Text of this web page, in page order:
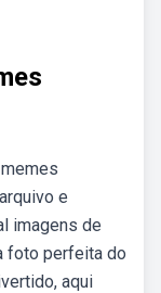
e
imagens de
foto perfeita do
aqui